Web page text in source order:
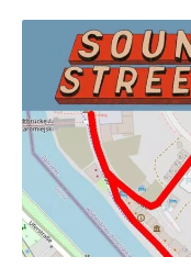
Zapamiętaj
pisania